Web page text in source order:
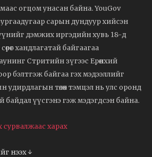
огцом унасан байна. YouGov
сарын дундуур хийсэн
дэмжих иргэдийн хувь 18-д
хандлагатай байгаагаа
Стритийн зүгээс Ерөнхий
бэлтгэж байгаа гэх мэдээллийг
төлөөх тэмцэл нь улс оронд
байдал үүсгэнэ гэж мэдэгдсэн байна.
сурвалжаас харах
нээх ↓